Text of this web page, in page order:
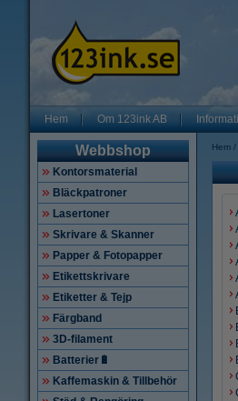
Hem Om 123ink AB
Webbshop
Kontorsmaterial
Bläckpatroner
Lasertoner
Skrivare & Skanner
Papper & Fotopapper
Etikettskrivare
Etiketter & Tejp
Färgband
3D-filament
Batterier🔋
Kaffemaskin & Tillbehör
Hem